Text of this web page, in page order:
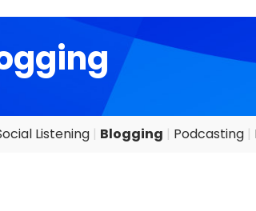
Listening Blogging Podcasting